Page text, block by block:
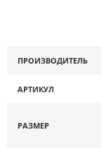
ПРОИЗВОДИТЕЛЬ
АРТИКУЛ
РАЗМЕР